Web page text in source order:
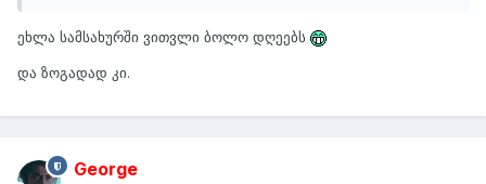
ეხლა სამსახურში ვითვლი ბოლო დღეებს
და ზოგადად კი.
George